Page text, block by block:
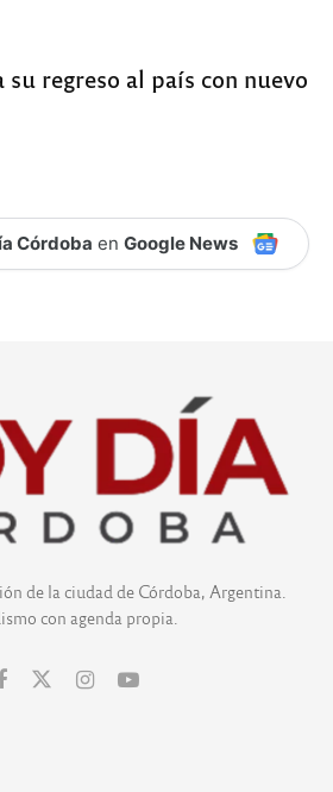
su regreso al país con nuevo
Córdoba en Google News
de la ciudad de Córdoba, Argentina.
con agenda propia.